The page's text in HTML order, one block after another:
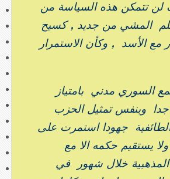
تتمكن هذه السياسة من
المشي من جديد , كسيح
الأسد , وكأن الاستمرار
مدني بامتياز
وبنفس تمثيل الحزب
جهودا استمرت على
يستقيم حكمه الا مع
المذهبية خلال شهور في